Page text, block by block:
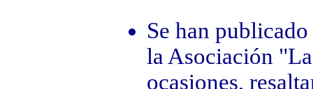
Se han
la Asociación
ocasiones,